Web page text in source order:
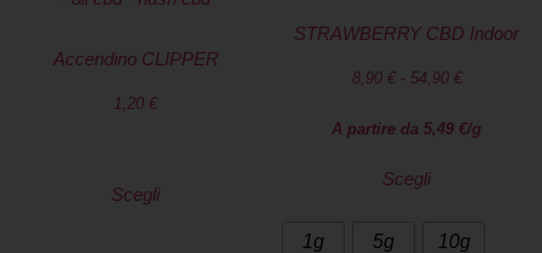
Accendino CLIPPER
1,20 €
Scegli
STRAWBERRY CBD Indoor
8,90 € - 54,90 €
A partire da 5,49 €/g
Scegli
1g 5g 10g